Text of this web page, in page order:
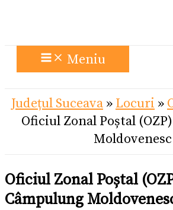
Meniu
Județul Suceava » Locuri »
Oficiul Zonal Poștal
Moldovenesc
Oficiul Zonal Poștal
Câmpulung